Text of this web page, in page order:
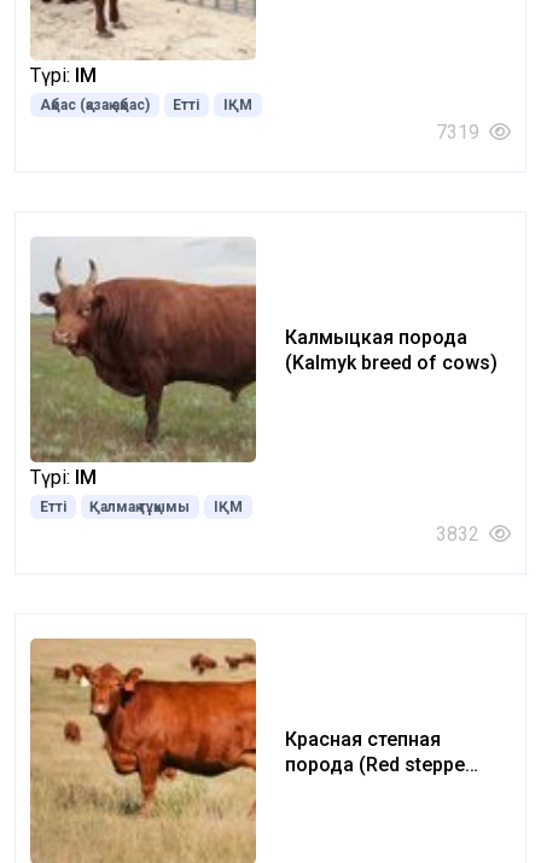
Түрі: ІҚМ
Ақбас (қазақ ақбас) Етті ІҚМ
7319
Калмыцкая порода
(Kalmyk breed of cows)
Түрі: ІҚМ
Етті Қалмақ тұқымы ІҚМ
3832
Красная степная
порода (Red steppe